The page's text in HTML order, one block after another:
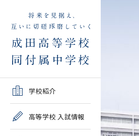
学校紹介
高等学校 入試情報
試結果一覧
試結果一覧
み